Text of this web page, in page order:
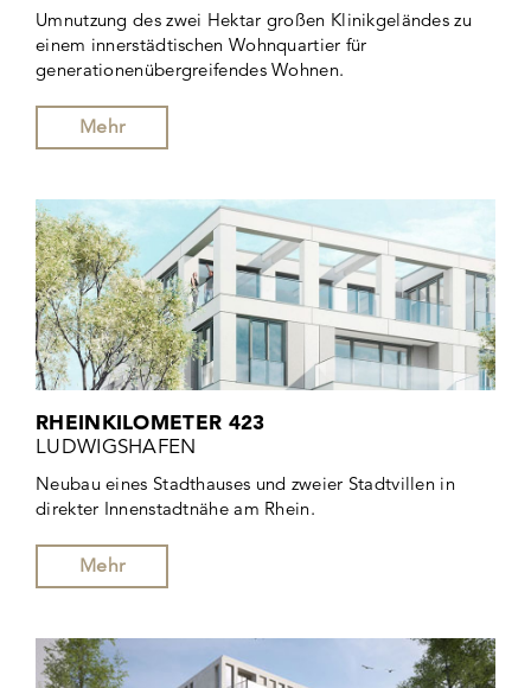
Umnutzung des zwei Hektar großen Klinikgeländes zu
einem innerstädtischen Wohnquartier für
generationenübergreifendes Wohnen.
Mehr
RHEINKILOMETER 423
LUDWIGSHAFEN
Neubau eines Stadthauses und zweier Stadtvillen in
direkter Innenstadtnähe am Rhein.
Mehr